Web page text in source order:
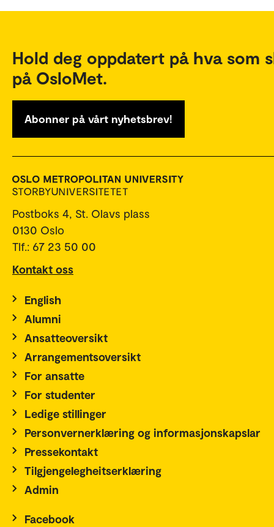
Hold deg oppdatert på hva som
på OsloMet.
Abonner på vårt nyhetsbrev!
Postboks 4, St. Olavs plass
0130 Oslo
Tlf.: 67 23 50 00
Kontakt oss
English
Alumni
Ansatteoversikt
Arrangementsoversikt
For ansatte
For studenter
Ledige stillinger
Personvernerklæring og informasjonskapslar
Pressekontakt
Tilgjengelegheitserklæring
Admin
Facebook